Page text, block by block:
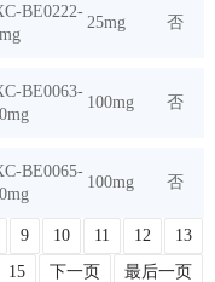
BE0222-
25mg 否
BE0063-
100mg 否
BE0065-
100mg 否
9 10 11 12
13
15 下一页 最后一页